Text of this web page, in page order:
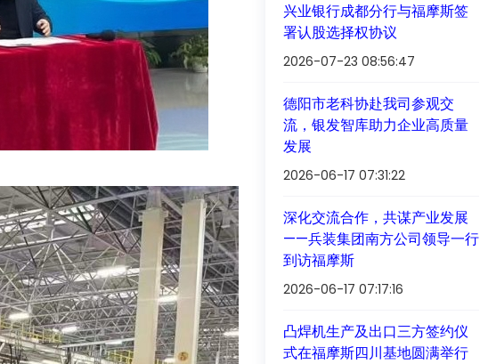
兴业银行成都分行与福摩斯签
署认股选择权协议
2026-07-23 08:56:47
德阳市老科协赴我司参观交
流，银发智库助力企业高质量
发展
2026-06-17 07:31:22
深化交流合作，共谋产业发展
——兵装集团南方公司领导一行
到访福摩斯
2026-06-17 07:17:16
凸焊机生产及出口三方签约仪
式在福摩斯四川基地圆满举行